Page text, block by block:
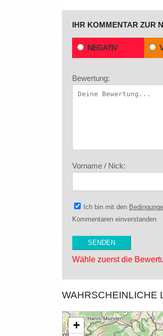
IHR KOMMENTAR ZUR
NEGATIV
Bewertung:
Vorname / Nick:
Ich bin mit den
Kommentaren einverstanden
Wähle zuerst die
WAHRSCHEINLICHE